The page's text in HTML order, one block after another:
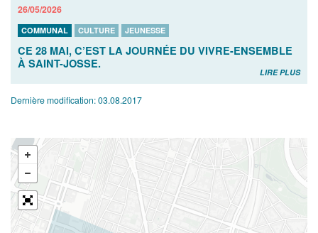
26/05/2026
COMMUNAL CULTURE JEUNESSE
CE 28 MAI, C’EST LA JOURNÉE DU VIVRE-ENSEMBLE
À SAINT-JOSSE.
LIRE PLUS
Dernière modification:03.08.2017